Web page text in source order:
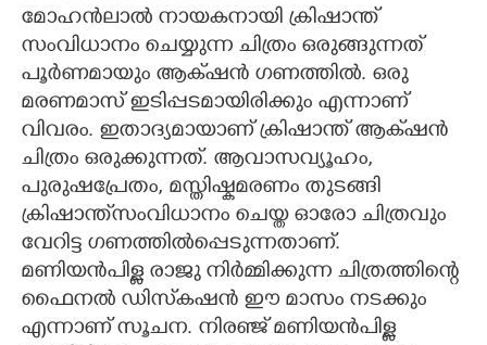
LITERATURE
CONTACT US
മോഹൻലാൽ നായകനായി ക്രിഷാന്ത്
സംവിധാനം ചെയ്യുന്ന ചിത്രം ഒരുങ്ങുന്നത്
പൂർണമായും ആക്‌ഷൻ ഗണത്തിൽ. ഒരു
മരണമാസ് ഇടിപ്പടമായിരിക്കും എന്നാണ്
വിവരം. ഇതാദ്യമായാണ് ക്രിഷാന്ത് ആക്‌ഷൻ
ചിത്രം ഒരുക്കുന്നത്. ആവാസവ്യൂഹം,
പുരുഷപ്രേതം, മസ്തിഷ്കമരണം തുടങ്ങി
ക്രിഷാന്ത്സംവിധാനം ചെയ്ത ഓരോ ചിത്രവും
വേറിട്ട ഗണത്തിൽപ്പെടുന്നതാണ്.
മണിയൻപിള്ള രാജു നിർമ്മിക്കുന്ന ചിത്രത്തിന്റെ
ഫൈനൽ ഡിസ്‌കഷൻ ഈ മാസം നടക്കും
എന്നാണ് സൂചന. നിരഞ്ജ്‌ മണിയൻപിള്ള